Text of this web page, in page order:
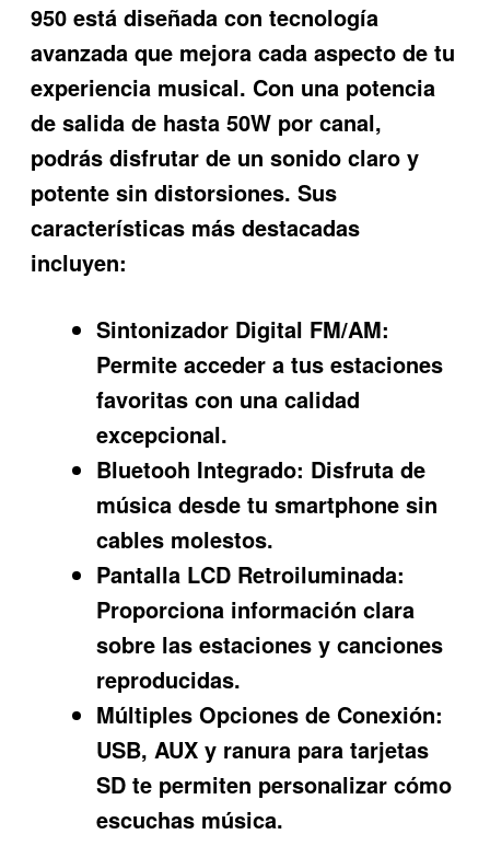
950 está diseñada con tecnología
avanzada que mejora cada aspecto de tu
experiencia musical. Con una potencia
de salida de hasta 50W por canal,
podrás disfrutar de un sonido claro y
potente sin distorsiones. Sus
características más destacadas
incluyen:
Sintonizador Digital FM/AM:
Permite acceder a tus estaciones
favoritas con una calidad
excepcional.
Bluetooh Integrado: Disfruta de
música desde tu smartphone sin
cables molestos.
Pantalla LCD Retroiluminada:
Proporciona información clara
sobre las estaciones y canciones
reproducidas.
Múltiples Opciones de Conexión:
USB, AUX y ranura para tarjetas
SD te permiten personalizar cómo
escuchas música.